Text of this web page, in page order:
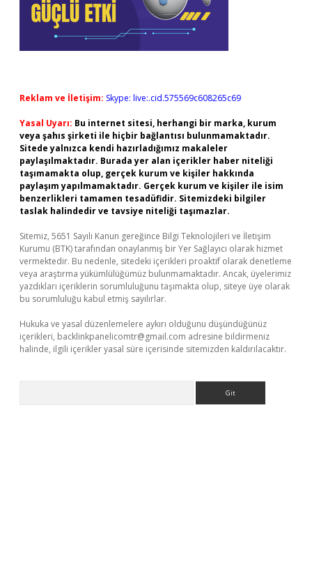
Reklam ve İletişim: Skype: live:.cid.575569c608265c69
Yasal Uyarı: Bu internet sitesi, herhangi bir marka, kurum
veya şahıs şirketi ile hiçbir bağlantısı bulunmamaktadır.
Sitede yalnızca kendi hazırladığımız makaleler
paylaşılmaktadır. Burada yer alan içerikler haber niteliği
taşımamakta olup, gerçek kurum ve kişiler hakkında
paylaşım yapılmamaktadır. Gerçek kurum ve kişiler ile isim
benzerlikleri tamamen tesadüfidir. Sitemizdeki bilgiler
taslak halindedir ve tavsiye niteliği taşımazlar.
Sitemiz, 5651 Sayılı Kanun gereğince Bilgi Teknolojileri ve İletişim
Kurumu (BTK) tarafından onaylanmış bir Yer Sağlayıcı olarak hizmet
vermektedir. Bu nedenle, sitedeki içerikleri proaktif olarak denetleme
veya araştırma yükümlülüğümüz bulunmamaktadır. Ancak, üyelerimiz
yazdıkları içeriklerin sorumluluğunu taşımakta olup, siteye üye olarak
bu sorumluluğu kabul etmiş sayılırlar.
Hukuka ve yasal düzenlemelere aykırı olduğunu düşündüğünüz
içerikleri, backlinkpanelicomtr@gmail.com adresine bildirmeniz
halinde, ilgili içerikler yasal süre içerisinde sitemizden kaldırılacaktır.